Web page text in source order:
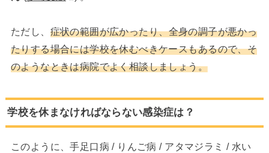
ただし、 症状の範囲が広かったり、全身の調子が悪かっ
たりする場合には学校を休むべきケースもあるので、そ
のようなときは病院でよく相談しましょう。
学校を休まなければならない感染症は？
このように、手足口病 / りんご病 / アタマジラミ / 水い